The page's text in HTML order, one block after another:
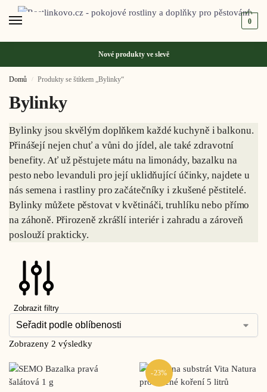
0
Nové produkty ve slevě
Domů / Produkty se štítkem „Bylinky“
Bylinky
Bylinky jsou skvělým doplňkem každé kuchyně i balkonu.
Přinášejí nejen chuť a vůni do jídel, ale také zdravotní
benefity. Ať už pěstujete mátu na limonády, bazalku na
pesto nebo levanduli pro její uklidňující účinky, najdete u
nás semena i rastliny pro začátečníky i zkušené pěstitelé.
Bylinky můžete pěstovat v květináči, truhlíku nebo přímo
na záhoně. Přirozeně zkrášlí interiér i zahradu a zároveň
poslouží prakticky.
Zobrazit filtry
Zobrazeny 2 výsledky
-23%